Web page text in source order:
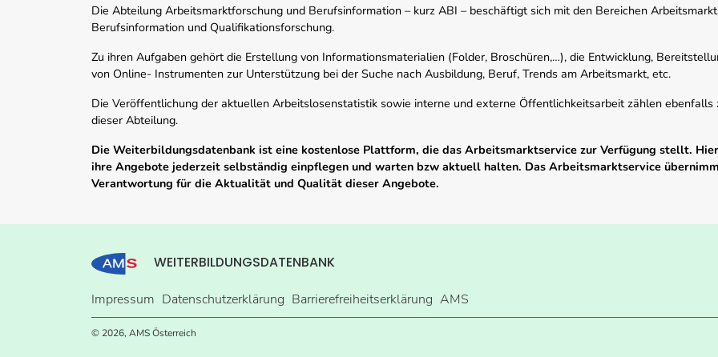
Die Abteilung Arbeitsmarktforschung und Berufsinformation – kurz ABI – beschäftigt sich mit den Bereichen
Berufsinformation und Qualifikationsforschung.
Zu ihren Aufgaben gehört die Erstellung von Informationsmaterialien (Folder, Broschüren,…), die Entwicklung,
von Online- Instrumenten zur Unterstützung bei der Suche nach Ausbildung, Beruf, Trends am Arbeitsmarkt, etc.
Die Veröffentlichung der aktuellen Arbeitslosenstatistik sowie interne und externe Öffentlichkeitsarbeit zählen ebenfalls
dieser Abteilung.
Die Weiterbildungsdatenbank ist eine kostenlose Plattform, die das Arbeitsmarktservice zur Verfügung stellt.
ihre Angebote jederzeit selbständig einpflegen und warten bzw aktuell halten. Das Arbeitsmarktservice
Verantwortung für die Aktualität und Qualität dieser Angebote.
WEITERBILDUNGSDATENBANK
Impressum Datenschutzerklärung Barrierefreiheitserklärung AMS
© 2026, AMS Österreich